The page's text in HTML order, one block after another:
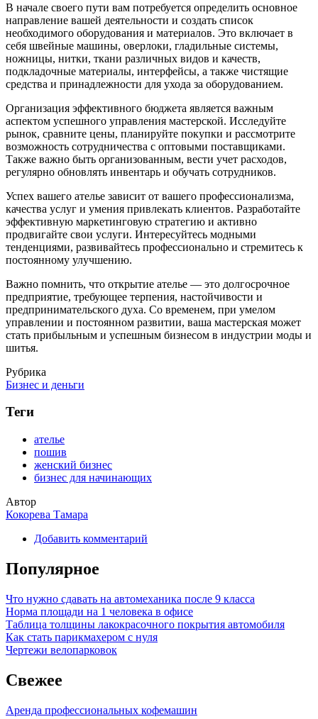
В начале своего пути вам потребуется определить основное
направление вашей деятельности и создать список
необходимого оборудования и материалов. Это включает в
себя швейные машины, оверлоки, гладильные системы,
ножницы, нитки, ткани различных видов и качеств,
подкладочные материалы, интерфейсы, а также чистящие
средства и принадлежности для ухода за оборудованием.
Организация эффективного бюджета является важным
аспектом успешного управления мастерской. Исследуйте
рынок, сравните цены, планируйте покупки и рассмотрите
возможность сотрудничества с оптовыми поставщиками.
Также важно быть организованным, вести учет расходов,
регулярно обновлять инвентарь и обучать сотрудников.
Успех вашего ателье зависит от вашего профессионализма,
качества услуг и умения привлекать клиентов. Разработайте
эффективную маркетинговую стратегию и активно
продвигайте свои услуги. Интересуйтесь модными
тенденциями, развивайтесь профессионально и стремитесь к
постоянному улучшению.
Важно помнить, что открытие ателье — это долгосрочное
предприятие, требующее терпения, настойчивости и
предпринимательского духа. Со временем, при умелом
управлении и постоянном развитии, ваша мастерская может
стать прибыльным и успешным бизнесом в индустрии моды и
шитья.
Рубрика
Бизнес и деньги
Теги
ателье
пошив
женский бизнес
бизнес для начинающих
Автор
Кокорева Тамара
Добавить комментарий
Популярное
Что нужно сдавать на автомеханика после 9 класса
Норма площади на 1 человека в офисе
Таблица толщины лакокрасочного покрытия автомобиля
Как стать парикмахером с нуля
Чертежи велопарковок
Свежее
Аренда профессиональных кофемашин